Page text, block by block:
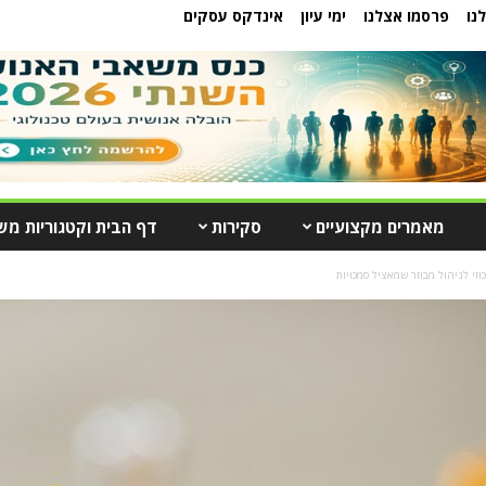
פרסמו אצלנו ימי עיון אינדקס עסקים
מאמרים מקצועיים סקירות דף הבית וקטגוריות